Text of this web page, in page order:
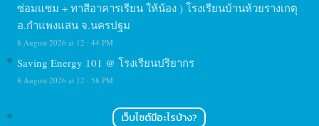
ซ่อมแซม + ทาสีอาคารเรียน ให้น้อง ) โรงเรียนบ้านห้วยรางเกตุ
อ.กำแพงแสน จ.นครปฐม
8 August 2026 at 12 : 44 PM
Saving Energy 101 @ โรงเรียนปริยากร
8 August 2026 at 12 : 58 PM
เว็บไซต์มีอะไรบ้าง?